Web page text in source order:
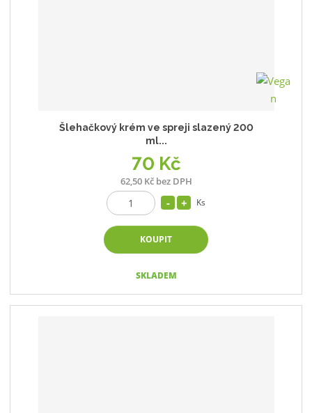
Šlehačkový krém ve spreji slazený 200
ml...
70 Kč
62,50 Kč bez DPH
Ks
KOUPIT
SKLADEM